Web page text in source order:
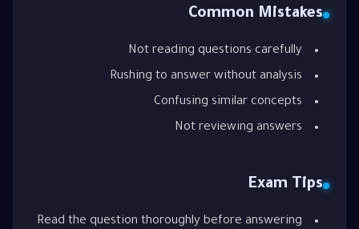
Common Mistakes
Not reading questions carefully
Rushing to answer without analysis
Confusing similar concepts
Not reviewing answers
Exam Tips
Read the question thoroughly before answering